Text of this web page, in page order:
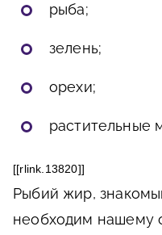
рыба;
зелень;
орехи;
растительные
[[rlink.13820]]
Рыбий жир,
необходим нашему